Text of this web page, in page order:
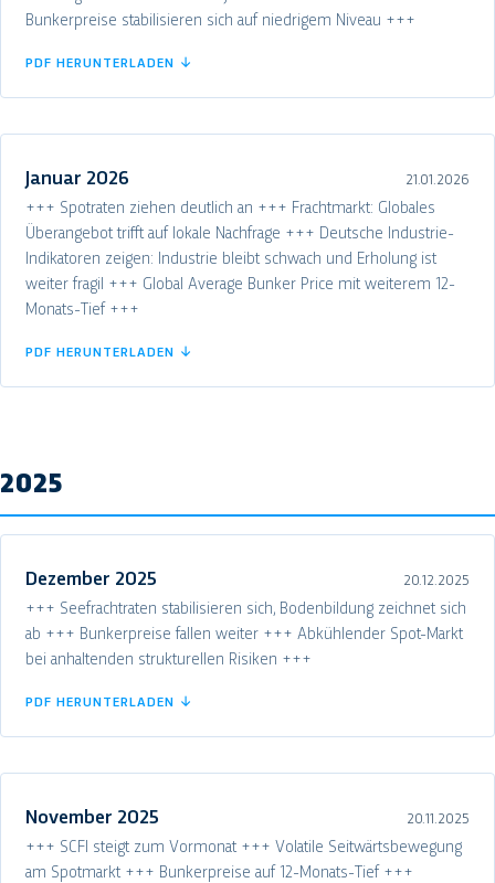
Bunkerpreise stabilisieren sich auf niedrigem Niveau +++
PDF HERUNTERLADEN ↓
Januar 2026 21.01.2026
+++ Spotraten ziehen deutlich an +++ Frachtmarkt: Globales
Überangebot trifft auf lokale Nachfrage +++ Deutsche Industrie-
Indikatoren zeigen: Industrie bleibt schwach und Erholung ist
weiter fragil +++ Global Average Bunker Price mit weiterem 12-
Monats-Tief +++
PDF HERUNTERLADEN ↓
2025
Dezember 2025 20.12.2025
+++ Seefrachtraten stabilisieren sich, Bodenbildung zeichnet sich
ab +++ Bunkerpreise fallen weiter +++ Abkühlender Spot-Markt
bei anhaltenden strukturellen Risiken +++
PDF HERUNTERLADEN ↓
November 2025 20.11.2025
+++ SCFI steigt zum Vormonat +++ Volatile Seitwärtsbewegung
am Spotmarkt +++ Bunkerpreise auf 12-Monats-Tief +++